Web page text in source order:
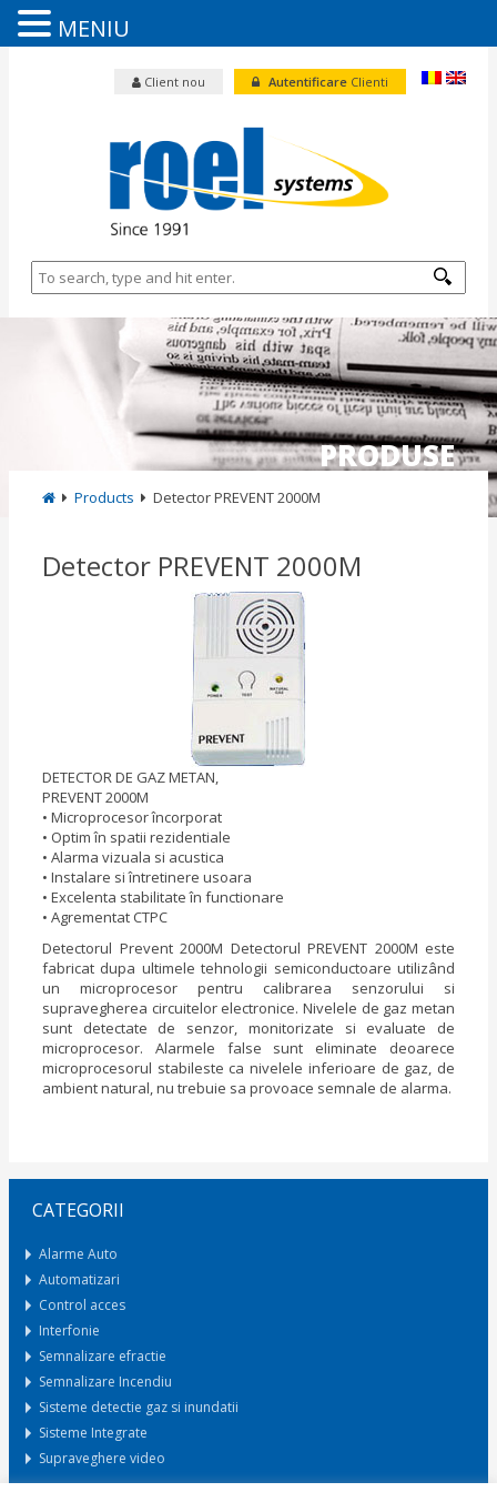
Autentificare Clienti
Client nou
PRODUSE
Products Detector PREVENT 2000M
Detector PREVENT 2000M
DETECTOR DE GAZ METAN,
PREVENT 2000M
• Microprocesor încorporat
• Optim în spatii rezidentiale
• Alarma vizuala si acustica
• Instalare si întretinere usoara
• Excelenta stabilitate în functionare
• Agrementat CTPC
Detectorul Prevent 2000M Detectorul PREVENT 2000M este
fabricat dupa ultimele tehnologii semiconductoare utilizând
un microprocesor pentru calibrarea senzorului si
supravegherea circuitelor electronice. Nivelele de gaz metan
sunt detectate de senzor, monitorizate si evaluate de
microprocesor. Alarmele false sunt eliminate deoarece
microprocesorul stabileste ca nivelele inferioare de gaz, de
ambient natural, nu trebuie sa provoace semnale de alarma.
CATEGORII
Alarme Auto
Automatizari
Control acces
Interfonie
Semnalizare efractie
Semnalizare Incendiu
Sisteme detectie gaz si inundatii
Sisteme Integrate
Supraveghere video
MENIU